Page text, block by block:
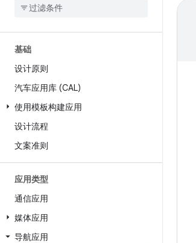
基础
设计原则
汽车应用库 (CAL)
使用模板构建应用
设计流程
文案准则
应用类型
通信应用
媒体应用
导航应用